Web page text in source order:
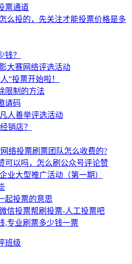
票通道
么投的，先关注才能投票价格是多
钱？
大赛网络评选活动
”投票开始啦！
限制的方法
请码
人善举评选活动
销店？
络投票刷票团队怎么收费的?
可以吗，怎么刷公众号评论赞
业大型推广活动（第一期）
起投票的意思
信投票帮刷投票-人工投票吧
,专业刷票多少钱一票
班级